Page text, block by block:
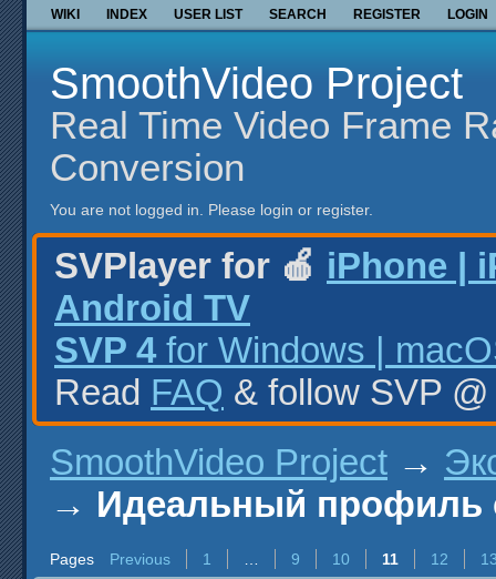
WIKI INDEX USER LIST SEARCH REGISTER LOGIN
SmoothVideo Project
Real Time Video Frame
Conversion
You are not logged in. Please login or register.
SVPlayer for 🍎 iPhone |
Android TV
SVP 4 for Windows |
Read FAQ & follow SVP
SmoothVideo Project →
→ Идеальный профиль
Pages Previous 1 9 10 11 12